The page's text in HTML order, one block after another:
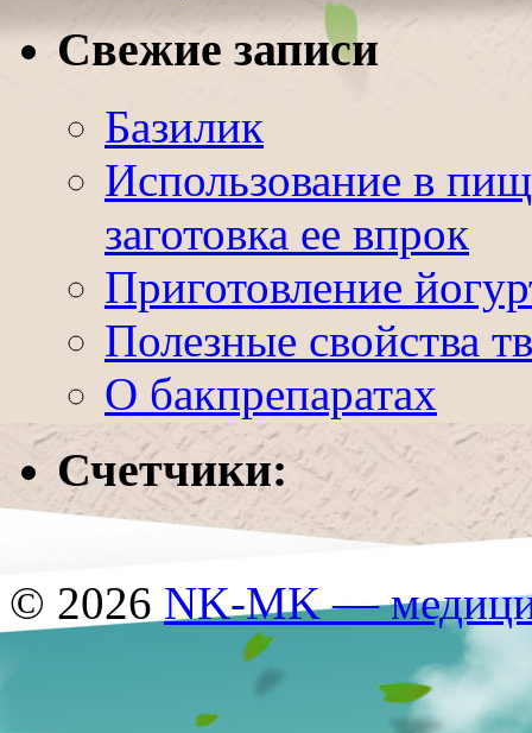
Свежие записи
Базилик
Использование в
заготовка ее впрок
Приготовление
Полезные свойства
О бакпрепаратах
Счетчики:
© 2026 NK-MK —